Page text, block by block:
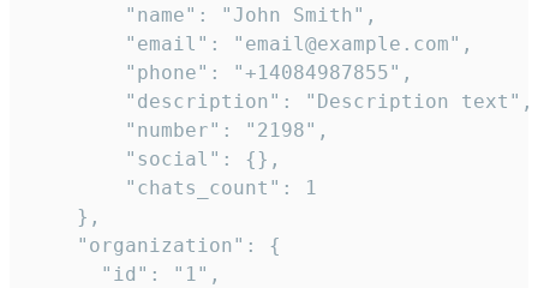
        "name": "John Smith",
        "email": "email@example.com",
        "phone": "+14084987855",
        "description": "Description text",
        "number": "2198",
        "social": {},
        "chats_count": 1
    },
    "organization": {
      "id": "1",